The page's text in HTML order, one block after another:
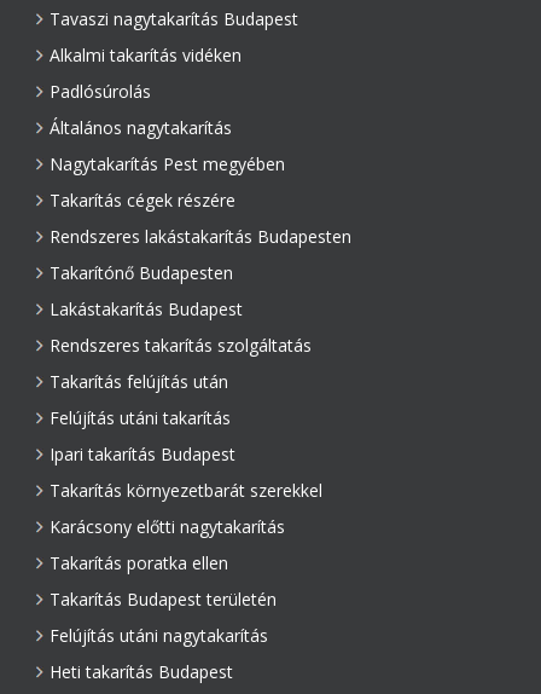
Tavaszi nagytakarítás Budapest
Alkalmi takarítás vidéken
Padlósúrolás
Általános nagytakarítás
Nagytakarítás Pest megyében
Takarítás cégek részére
Rendszeres lakástakarítás Budapesten
Takarítónő Budapesten
Lakástakarítás Budapest
Rendszeres takarítás szolgáltatás
Takarítás felújítás után
Felújítás utáni takarítás
Ipari takarítás Budapest
Takarítás környezetbarát szerekkel
Karácsony előtti nagytakarítás
Takarítás poratka ellen
Takarítás Budapest területén
Felújítás utáni nagytakarítás
Heti takarítás Budapest